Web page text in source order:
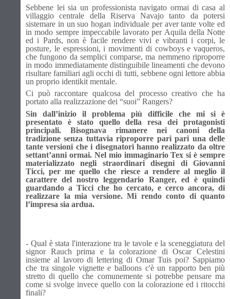
Sebbene lei sia un professionista navigato ormai di casa al
villaggio centrale della Riserva Navajo tanto da potersi
sistemare in un suo hogan individuale per aver tante volte ed
in modo sempre impeccabile lavorato per Aquila della Notte
ed i Pards, non è facile rendere vivi e vibranti i corpi, le
posture, le espressioni, i movimenti di cowboys e vaqueros,
che fungono da semplici comparse, ma nemmeno riproporre
in modo immediatamente distinguibile lineamenti che devono
risultare familiari agli occhi di tutti, sebbene ogni lettore abbia
un proprio identikit mentale.
Ci può raccontare qualcosa del processo creativo che ha
portato alla realizzazione dei “suoi” Rangers?
Sin dall’inizio il problema più difficile che mi si è
presentato è stato quello della resa dei protagonisti
principali. Bisognava rimanere nei canoni della
tradizione senza tuttavia riproporre pari pari una delle
tante versioni che i disegnatori hanno realizzato da oltre
settant’anni ormai. Nel mio immaginario Tex si è sempre
materializzato negli straordinari disegni di Giovanni
Ticci, per me quello che riesce a rendere al meglio il
carattere del nostro leggendario Ranger, ed è quindi
guardando a Ticci che ho cercato, e cerco ancora, di
realizzare la mia versione. Mi rendo conto di quanto
l’impresa sia ardua.
- Qual è stata l'interazione tra le tavole e la sceneggiatura del
signor Rauch prima e la colorazione di Oscar Celestini
insieme al lavoro di lettering di Omar Tuis poi? Sappiamo
che tra singole vignette e balloons c'è un rapporto ben più
stretto di quello che comunemente si potrebbe pensare ma
come si svolge invece quello con la colorazione ed i ritocchi
finali?